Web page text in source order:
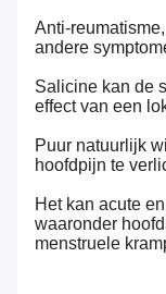
Anti-
andere
Salicine kan de
effect van een
Puur natuurlijk
hoofdpijn te
Het kan acute
waaronder
menstruele